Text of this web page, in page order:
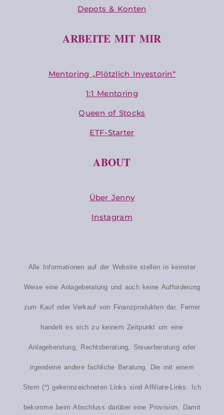
Depots & Konten
ARBEITE MIT MIR
Mentoring „Plötzlich Investorin“
1:1 Mentoring
Queen of Stocks
ETF-Starter
ABOUT
Über Jenny
Instagram
Alle Informationen auf der Website stellen in keinster
Weise eine Anlageberatung und auch keine Aufforderung
zum Kauf oder Verkauf von Finanzprodukten dar. Ferner
handelt es sich zu keinem Zeitpunkt um eine
Anlageberatung, Rechtsberatung, Steuerberatung oder
irgendeine andere fachliche Beratung. Die mit einem
Stern (*) gekennzeichneten Links sind Affiliate-Links. Ich
bekomme beim Abschluss darüber eine Provision. Damit